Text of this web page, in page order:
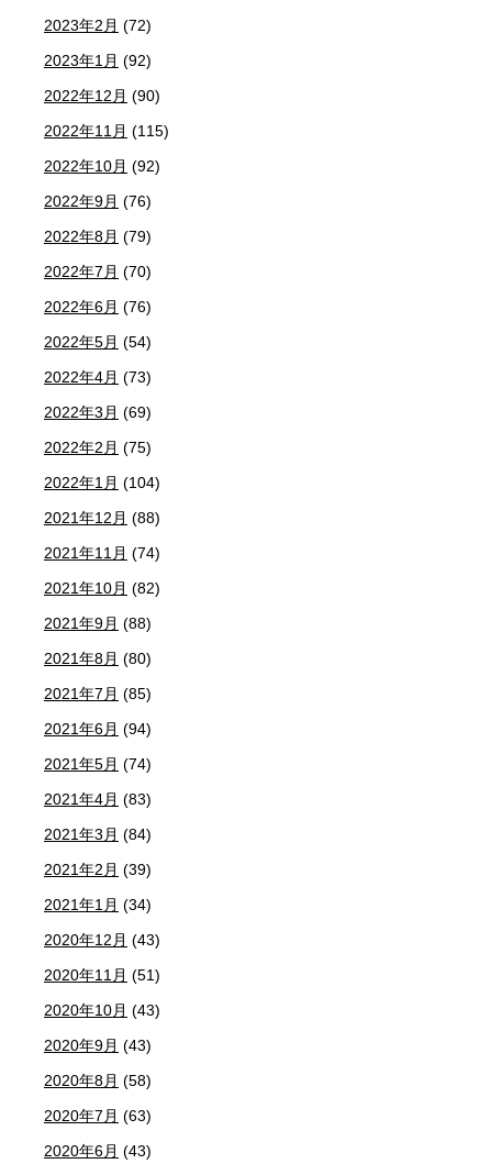
2023年2月 (72)
2023年1月 (92)
2022年12月 (90)
2022年11月 (115)
2022年10月 (92)
2022年9月 (76)
2022年8月 (79)
2022年7月 (70)
2022年6月 (76)
2022年5月 (54)
2022年4月 (73)
2022年3月 (69)
2022年2月 (75)
2022年1月 (104)
2021年12月 (88)
2021年11月 (74)
2021年10月 (82)
2021年9月 (88)
2021年8月 (80)
2021年7月 (85)
2021年6月 (94)
2021年5月 (74)
2021年4月 (83)
2021年3月 (84)
2021年2月 (39)
2021年1月 (34)
2020年12月 (43)
2020年11月 (51)
2020年10月 (43)
2020年9月 (43)
2020年8月 (58)
2020年7月 (63)
2020年6月 (43)